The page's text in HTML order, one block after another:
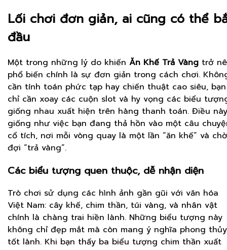
Lối chơi đơn giản, ai cũng có thể
đầu
Một trong những lý do khiến Ăn Khế Trả Vàng trở
phổ biến chính là sự đơn giản trong cách chơi.
cần tính toán phức tạp hay chiến thuật cao siêu, bạn
chỉ cần xoay các cuộn slot và hy vọng các biểu
giống nhau xuất hiện trên hàng thanh toán. Điều này
giống như việc bạn đang thả hồn vào một câu
cổ tích, nơi mỗi vòng quay là một lần “ăn khế” và chờ
đợi “trả vàng”.
Các biểu tượng quen thuộc, dễ nhận diện
Trò chơi sử dụng các hình ảnh gần gũi với văn hóa
Việt Nam: cây khế, chim thần, túi vàng, và nhân vật
chính là chàng trai hiền lành. Những biểu tượng này
không chỉ đẹp mắt mà còn mang ý nghĩa phong thủy
tốt lành. Khi bạn thấy ba biểu tượng chim thần xuất